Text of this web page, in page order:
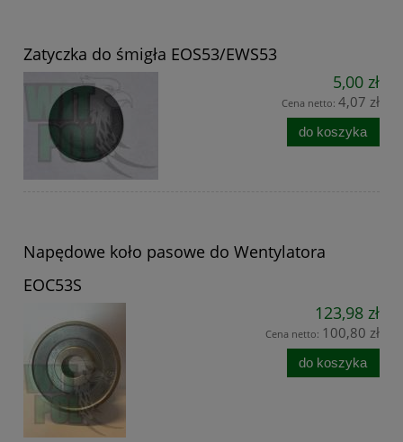
Zatyczka do śmigła EOS53/EWS53
5,00 zł
Cena netto: 4,07 zł
do koszyka
Napędowe koło pasowe do Wentylatora
EOC53S
123,98 zł
Cena netto: 100,80 zł
do koszyka